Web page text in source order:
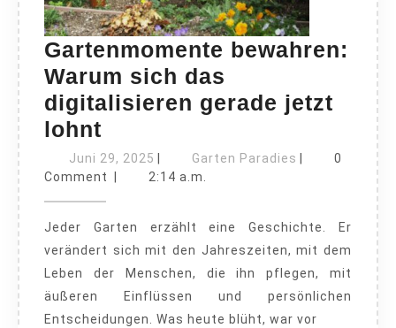
Gartenmomente bewahren:
Warum sich das
digitalisieren gerade jetzt
lohnt
bewahren:
Warum
sich
das
digitalisieren
gerade
jetzt
Juni 29, 2025 Juni
29,
Garten Paradies Garten
0
Comment
2:14 a.m.
Jeder Garten erzählt eine Geschichte. Er
verändert sich mit den Jahreszeiten, mit dem
Leben der Menschen, die ihn pflegen, mit
äußeren Einflüssen und persönlichen
Entscheidungen. Was heute blüht, war vor